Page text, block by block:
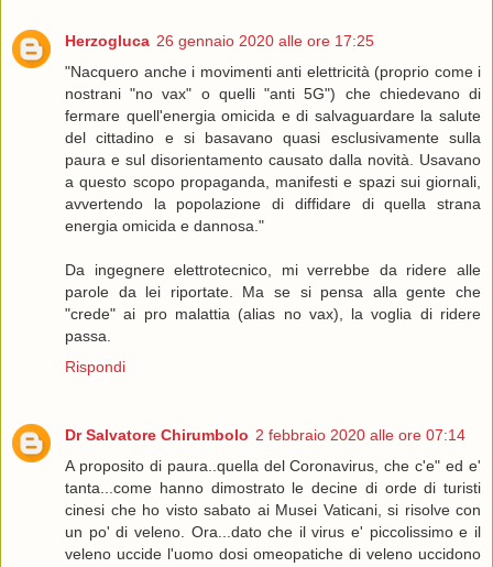
Herzogluca 26 gennaio 2020 alle ore 17:25
"Nacquero anche i movimenti anti elettricità (proprio come i
nostrani "no vax" o quelli "anti 5G") che chiedevano di
fermare quell'energia omicida e di salvaguardare la salute
del cittadino e si basavano quasi esclusivamente sulla
paura e sul disorientamento causato dalla novità. Usavano
a questo scopo propaganda, manifesti e spazi sui giornali,
avvertendo la popolazione di diffidare di quella strana
energia omicida e dannosa."
Da ingegnere elettrotecnico, mi verrebbe da ridere alle
parole da lei riportate. Ma se si pensa alla gente che
"crede" ai pro malattia (alias no vax), la voglia di ridere
passa.
Rispondi
Dr Salvatore Chirumbolo 2 febbraio 2020 alle ore 07:14
A proposito di paura..quella del Coronavirus, che c'e" ed e'
tanta...come hanno dimostrato le decine di orde di turisti
cinesi che ho visto sabato ai Musei Vaticani, si risolve con
un po' di veleno. Ora...dato che il virus e' piccolissimo e il
veleno uccide l'uomo dosi omeopatiche di veleno uccidono